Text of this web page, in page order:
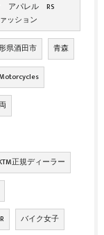
ク アパレル RS
ッション
県酒田市 青森
正規ディーラー
バイク女子